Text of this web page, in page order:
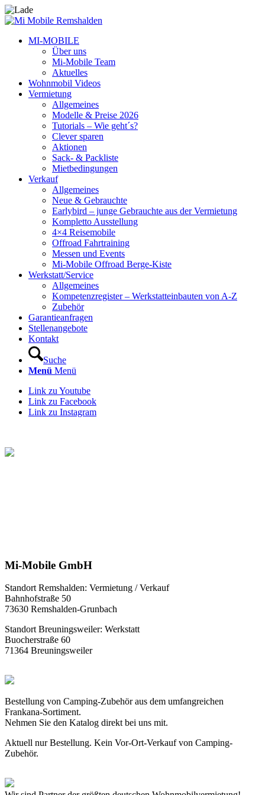
MI-MOBILE
Über uns
Mi-Mobile Team
Aktuelles
Wohnmobil Videos
Vermietung
Allgemeines
Modelle & Preise 2026
Tutorials – Wie geht´s?
Clever sparen
Aktionen
Sack- & Packliste
Mietbedingungen
Verkauf
Allgemeines
Neue & Gebrauchte
Earlybird – junge Gebrauchte aus der Vermietung
Kompletto Ausstellung
4×4 Reisemobile
Offroad Fahrtraining
Messen und Events
Mi-Mobile Offroad Berge-Kiste
Werkstatt/Service
Allgemeines
Kompetenzregister – Werkstatteinbauten von A-Z
Zubehör
Garantieanfragen
Stellenangebote
Kontakt
Suche
Menü Menü
Link zu Youtube
Link zu Facebook
Link zu Instagram
Mi-Mobile GmbH
Standort Remshalden: Vermietung / Verkauf
Bahnhofstraße 50
73630 Remshalden-Grunbach
Standort Breuningsweiler: Werkstatt
Buocherstraße 60
71364 Breuningsweiler
Bestellung von Camping-Zubehör aus dem umfangreichen
Frankana-Sortiment.
Nehmen Sie den Katalog direkt bei uns mit.
Aktuell nur Bestellung. Kein Vor-Ort-Verkauf von Camping-
Zubehör.